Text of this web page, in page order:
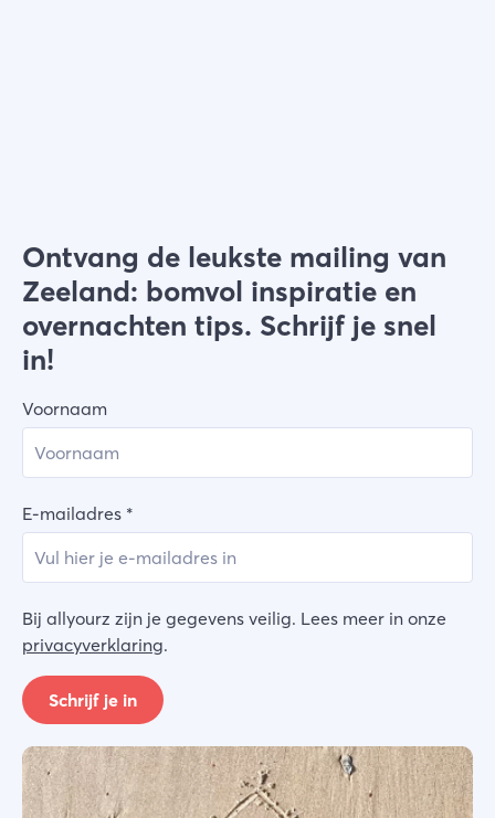
Ontvang de leukste mailing van
Zeeland: bomvol inspiratie en
overnachten tips. Schrijf je snel
in!
Voornaam
E-mailadres *
Bij allyourz zijn je gegevens veilig. Lees meer in onze
privacyverklaring.
Schrijf je in